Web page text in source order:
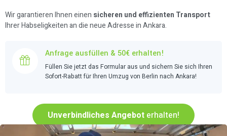
Wir garantieren Ihnen einen sicheren und effizienten Transport
Ihrer Habseligkeiten an die neue Adresse in Ankara.
Anfrage ausfüllen & 50€ erhalten!
Füllen Sie jetzt das Formular aus und sichern Sie sich Ihren
Sofort-Rabatt für Ihren Umzug von Berlin nach Ankara!
Unverbindliches Angebot erhalten!